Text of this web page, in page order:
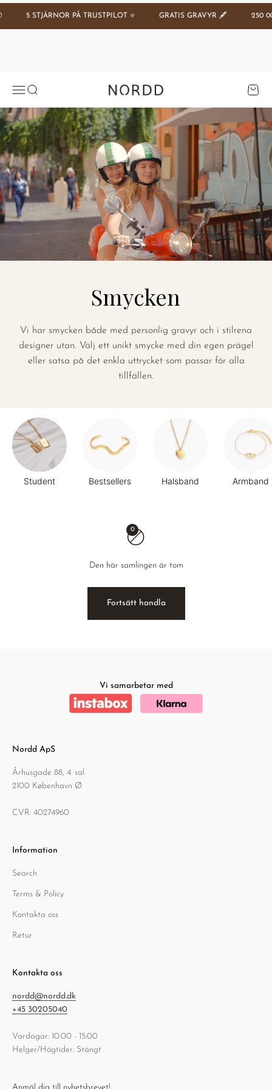
Hoppa till innehållet
5 STJÄRNOR PÅ TRUSTPILOT ⭐️ GRATIS GRAVYR 🖋️ 250
Öppna navigeringsmenyn
Öppna sök Nordd Copenhagen (SE)
Smycken
Vi har smycken både med personlig gravyr och i stilrena
designer utan. Välj ett unikt smycke med din egen prägel
eller satsa på det enkla uttrycket som passar för alla
tillfällen.
Student Bestsellers Halsband Armband
0
Den här samlingen är tom
Fortsätt handla
Vi samarbetar med
Nordd ApS
Århusgade 88, 4. sal
2100 København Ø
CVR: 40274960
Information
Search
Terms & Policy
Kontakta oss
Retur
Kontakta oss
nordd@nordd.dk
+45 30205040
Vardagar: 10:00 - 15:00
Helger/Högtider: Stängt